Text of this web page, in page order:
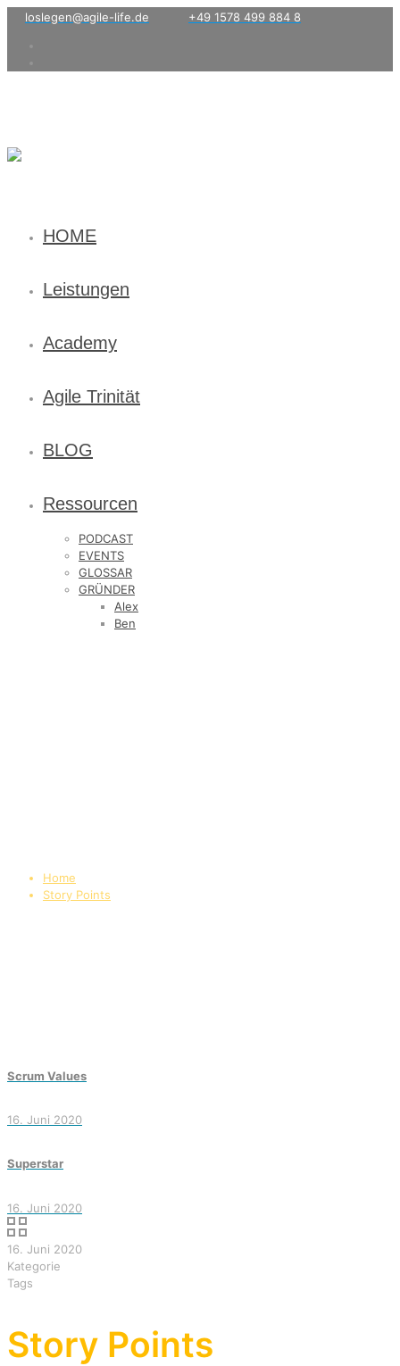
loslegen@agile-life.de +49 1578 499 884 8
HOME
Leistungen
Academy
Agile Trinität
BLOG
Ressourcen
PODCAST
EVENTS
GLOSSAR
GRÜNDER
Alex
Ben
Home
Story Points
Scrum Values
16. Juni 2020
Superstar
16. Juni 2020
16. Juni 2020
Kategorie
Tags
Story Points